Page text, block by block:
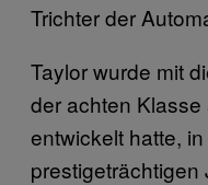
Trichter der
Taylor wurde mit
der achten
entwickelt hatte,